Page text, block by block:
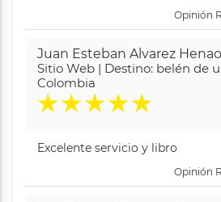
Opinión
Juan Esteban Alvarez Henao
Sitio Web | Destino: belén de
Colombia
★★★★★
Excelente servicio y libro
Opinión